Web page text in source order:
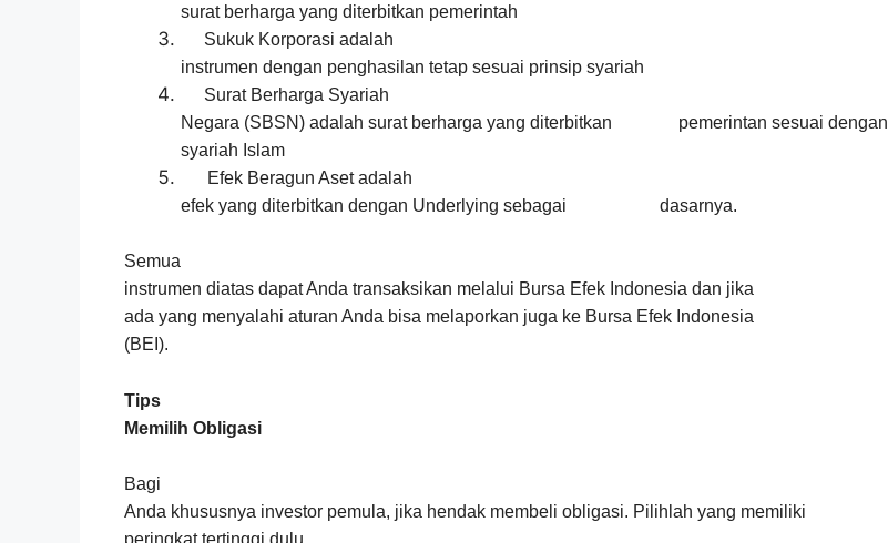
surat berharga yang diterbitkan pemerintah
Sukuk Korporasi adalah
instrumen dengan penghasilan tetap sesuai prinsip syariah
Surat Berharga Syariah
Negara (SBSN) adalah surat berharga yang diterbitkan pemerintan sesuai dengan
syariah Islam
Efek Beragun Aset adalah
efek yang diterbitkan dengan Underlying sebagai dasarnya.
Semua
instrumen diatas dapat Anda transaksikan melalui Bursa Efek Indonesia dan jika
ada yang menyalahi aturan Anda bisa melaporkan juga ke Bursa Efek Indonesia
(BEI).
Tips
Memilih Obligasi
Bagi
Anda khususnya investor pemula, jika hendak membeli obligasi. Pilihlah yang memiliki